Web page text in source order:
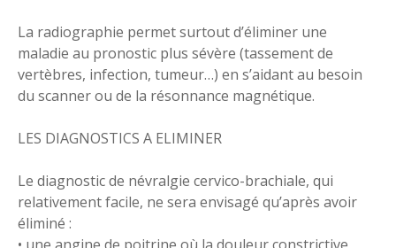
La radiographie permet surtout d’éliminer une
maladie au pronostic plus sévère (tassement de
vertèbres, infection, tumeur…) en s’aidant au besoin
du scanner ou de la résonnance magnétique.
LES DIAGNOSTICS A ELIMINER
Le diagnostic de névralgie cervico-brachiale, qui
relativement facile, ne sera envisagé qu’après avoir
éliminé :